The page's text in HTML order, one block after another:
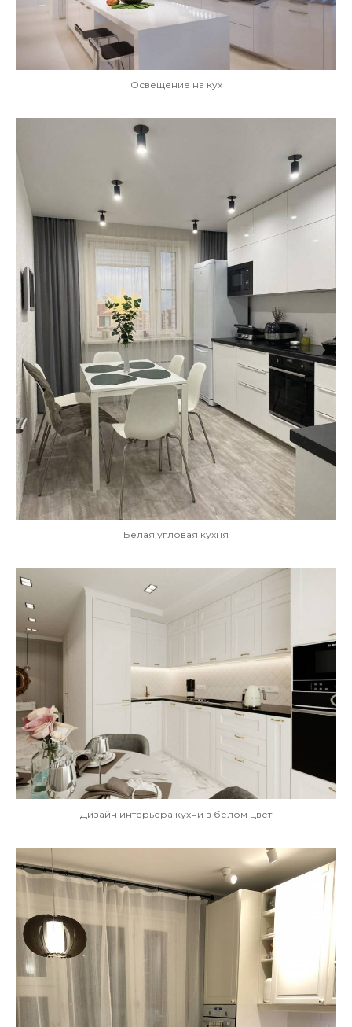
Освещение на кух
Белая угловая кухня
Дизайн интерьера кухни в белом цвет